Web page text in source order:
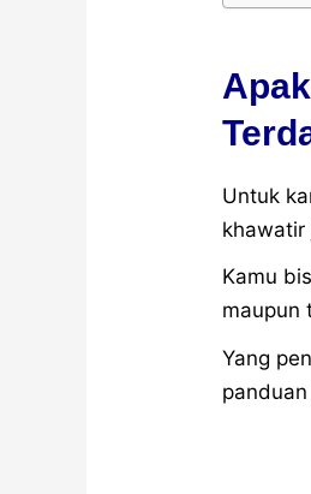
Untuk
khawatir
Kamu
maupun
Yang